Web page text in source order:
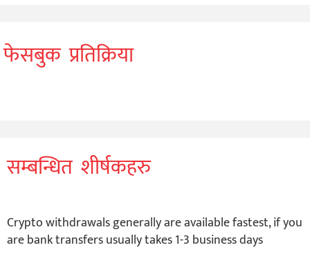
फेसबुक प्रतिक्रिया
सम्बन्धित शीर्षकहरु
Crypto withdrawals generally are available fastest, if you
are bank transfers usually takes 1-3 business days